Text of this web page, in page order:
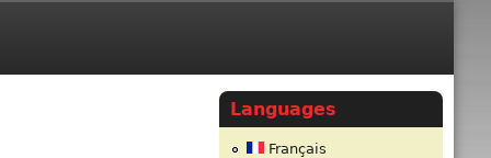
Languages
Français